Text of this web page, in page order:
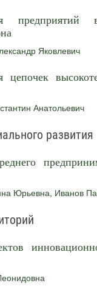
предприятий
Яковлевич
цепочек
Анатольевич
развития
Юрьевна, Иванов